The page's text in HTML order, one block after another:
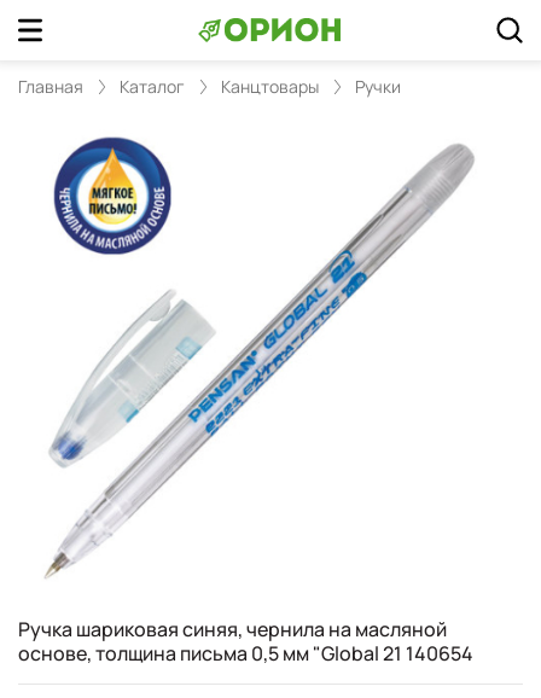
Главная Каталог Канцтовары Ручки
Ручка шариковая синяя, чернила на масляной
основе, толщина письма 0,5 мм "Global 21 140654